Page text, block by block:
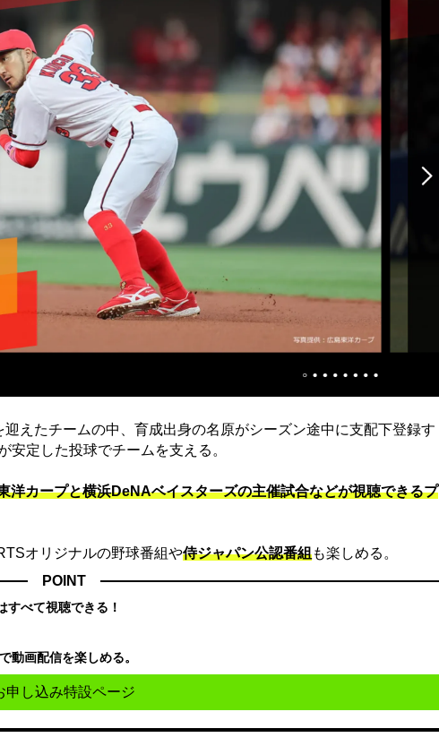
えたチームの中、育成出身の名原がシーズン途中に支配下登録す
安定した投球でチームを支える。
洋カープと横浜DeNAベイスターズの主催試合などが視聴できるプ
オリジナルの野球番組や侍ジャパン公認番組も楽しめる。
POINT
すべて視聴できる！
で動画配信を楽しめる。
申し込み特設ページ